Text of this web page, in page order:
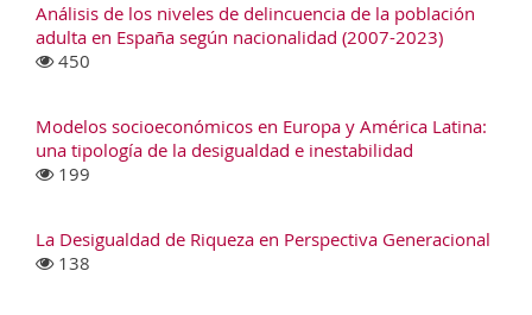
Análisis de los niveles de delincuencia de la población
adulta en España según nacionalidad (2007-2023)
450
Modelos socioeconómicos en Europa y América Latina:
una tipología de la desigualdad e inestabilidad
199
La Desigualdad de Riqueza en Perspectiva Generacional
138